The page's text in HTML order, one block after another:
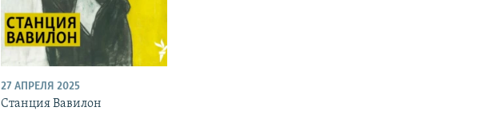
27 АПРЕЛЯ 2025
Станция Вавилон